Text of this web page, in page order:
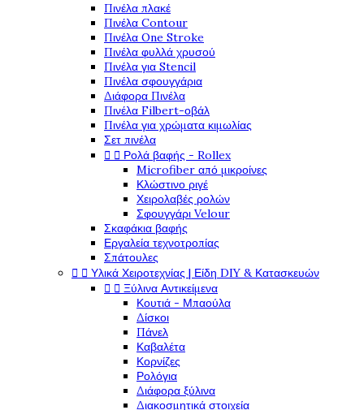
Πινέλα πλακέ
Πινέλα Contour
Πινέλα One Stroke
Πινέλα φυλλά χρυσού
Πινέλα για Stencil
Πινέλα σφουγγάρια
Διάφορα Πινέλα
Πινέλα Filbert-οβάλ
Πινέλα για χρώματα κιμωλίας
Σετ πινέλα
  Ρολά βαφής - Rollex
Microfiber από μικροίνες
Κλώστινο ριγέ
Χειρολαβές ρολών
Σφουγγάρι Velour
Σκαφάκια βαφής
Εργαλεία τεχνοτροπίας
Σπάτουλες
  Υλικά Χειροτεχνίας | Είδη DIY & Κατασκευών
  Ξύλινα Αντικείμενα
Κουτιά - Μπαούλα
Δίσκοι
Πάνελ
Καβαλέτα
Κορνίζες
Ρολόγια
Διάφορα ξύλινα
Διακοσμητικά στοιχεία